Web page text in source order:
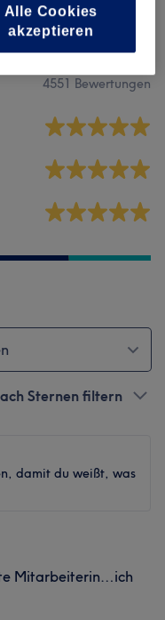
4551 Bewertungen
Sternen filtern
damit du weißt, was
Mitarbeiterin…ich
Alle Cookies
akzeptieren